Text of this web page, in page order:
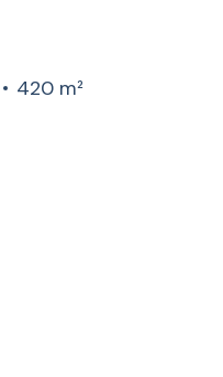
420 m²